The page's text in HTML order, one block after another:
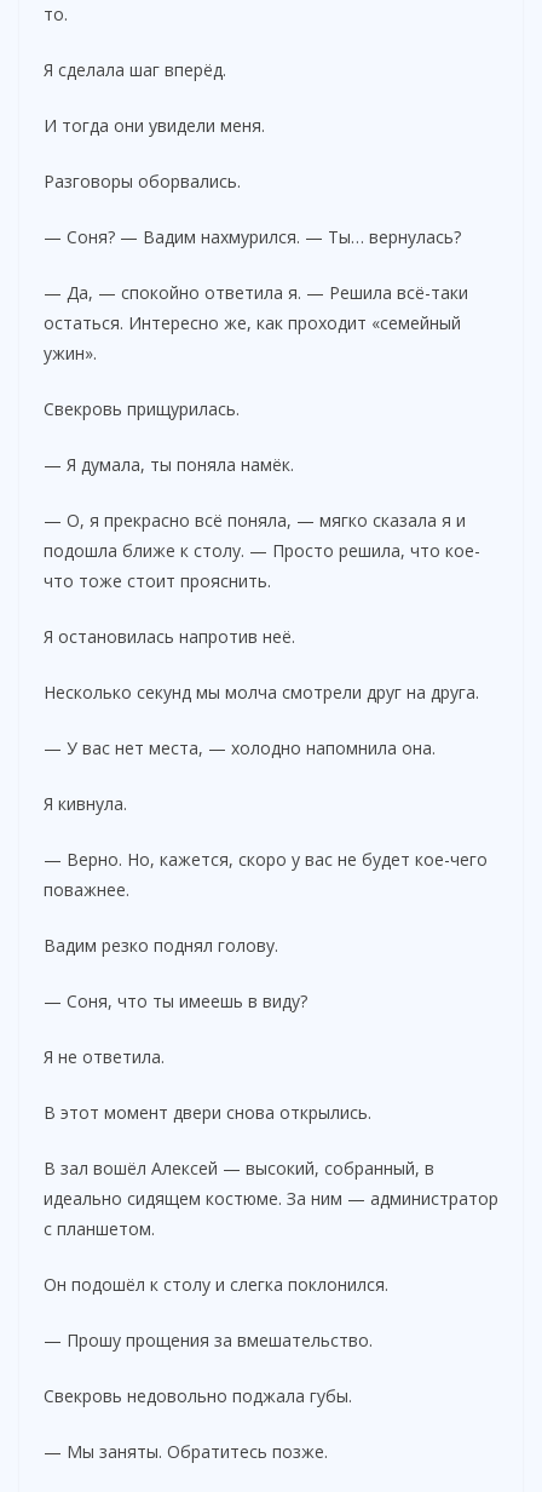
то.
Я сделала шаг вперёд.
И тогда они увидели меня.
Разговоры оборвались.
— Соня? — Вадим нахмурился. — Ты… вернулась?
— Да, — спокойно ответила я. — Решила всё-таки
остаться. Интересно же, как проходит «семейный
ужин».
Свекровь прищурилась.
— Я думала, ты поняла намёк.
— О, я прекрасно всё поняла, — мягко сказала я и
подошла ближе к столу. — Просто решила, что кое-
что тоже стоит прояснить.
Я остановилась напротив неё.
Несколько секунд мы молча смотрели друг на друга.
— У вас нет места, — холодно напомнила она.
Я кивнула.
— Верно. Но, кажется, скоро у вас не будет кое-чего
поважнее.
Вадим резко поднял голову.
— Соня, что ты имеешь в виду?
Я не ответила.
В этот момент двери снова открылись.
В зал вошёл Алексей — высокий, собранный, в
идеально сидящем костюме. За ним — администратор
с планшетом.
Он подошёл к столу и слегка поклонился.
— Прошу прощения за вмешательство.
Свекровь недовольно поджала губы.
— Мы заняты. Обратитесь позже.